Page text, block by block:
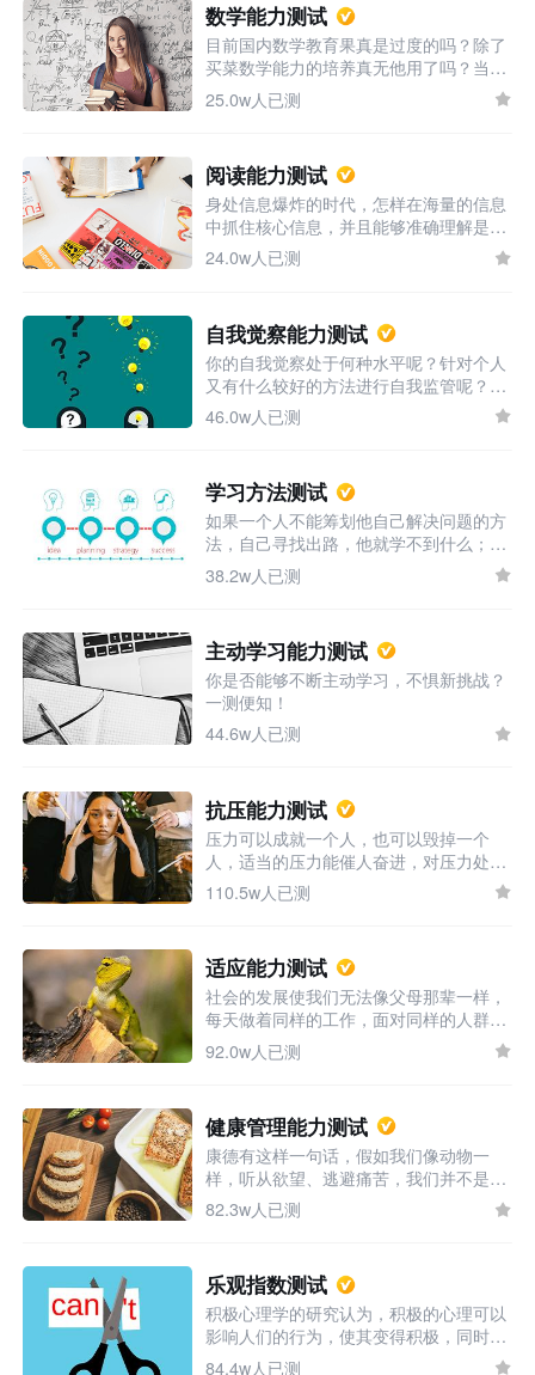
数学能力测试
目前国内数学教育果真是过度的吗？除了
买菜数学能力的培养真无他用了吗？当然
不是！数字化时代，这是必备能力之一。
25.0w人已测
阅读能力测试
身处信息爆炸的时代，怎样在海量的信息
中抓住核心信息，并且能够准确理解是必
备的能力之一，你的阅读理解能得几分？
不妨测一下。
24.0w人已测
自我觉察能力测试
你的自我觉察处于何种水平呢？针对个人
又有什么较好的方法进行自我监管呢？测
试报告会给你答案。
46.0w人已测
学习方法测试
如果一个人不能筹划他自己解决问题的方
法，自己寻找出路，他就学不到什么；即
使他能背出一些正确答案，百分之百准
确，他还是学不到什么。-杜威（行为主
一步-认识自己！
38.2w人已测
主动学习能力测试
你是否能够不断主动学习，不惧新挑战？
一测便知！
44.6w人已测
抗压能力测试
压力可以成就一个人，也可以毁掉一个
人，适当的压力能催人奋进，对压力处理
不当，则容易引发焦虑，造成心理和生理
的双重伤害，生活在现代社会，各种压力
样，来测测看吧。
110.5w人已测
适应能力测试
社会的发展使我们无法像父母那辈一样，
每天做着同样的工作，面对同样的人群，
重复着同样的路线。不论是在学习或工作
中，我们每天都会面对新的信息，新的人
的选择。良好的适应能力让我们能够在应
对不同情境时，做出最有利的选择，不断
调节自身的身心状况，从而更好的去应对
任务。本测试将帮助你了解自身的适应能
力如何，快来测测吧！
92.0w人已测
健康管理能力测试
康德有这样一句话，假如我们像动物一
样，听从欲望、逃避痛苦，我们并不是真
的自由，因为我们成了欲望和冲动的奴
隶。我们不是在选择，而是在服从。因
82.3w人已测
乐观指数测试
积极心理学的研究认为，积极的心理可以
影响人们的行为，使其变得积极，同时，
积极的行为也会反作用于人们的心理。当
84.4w人已测